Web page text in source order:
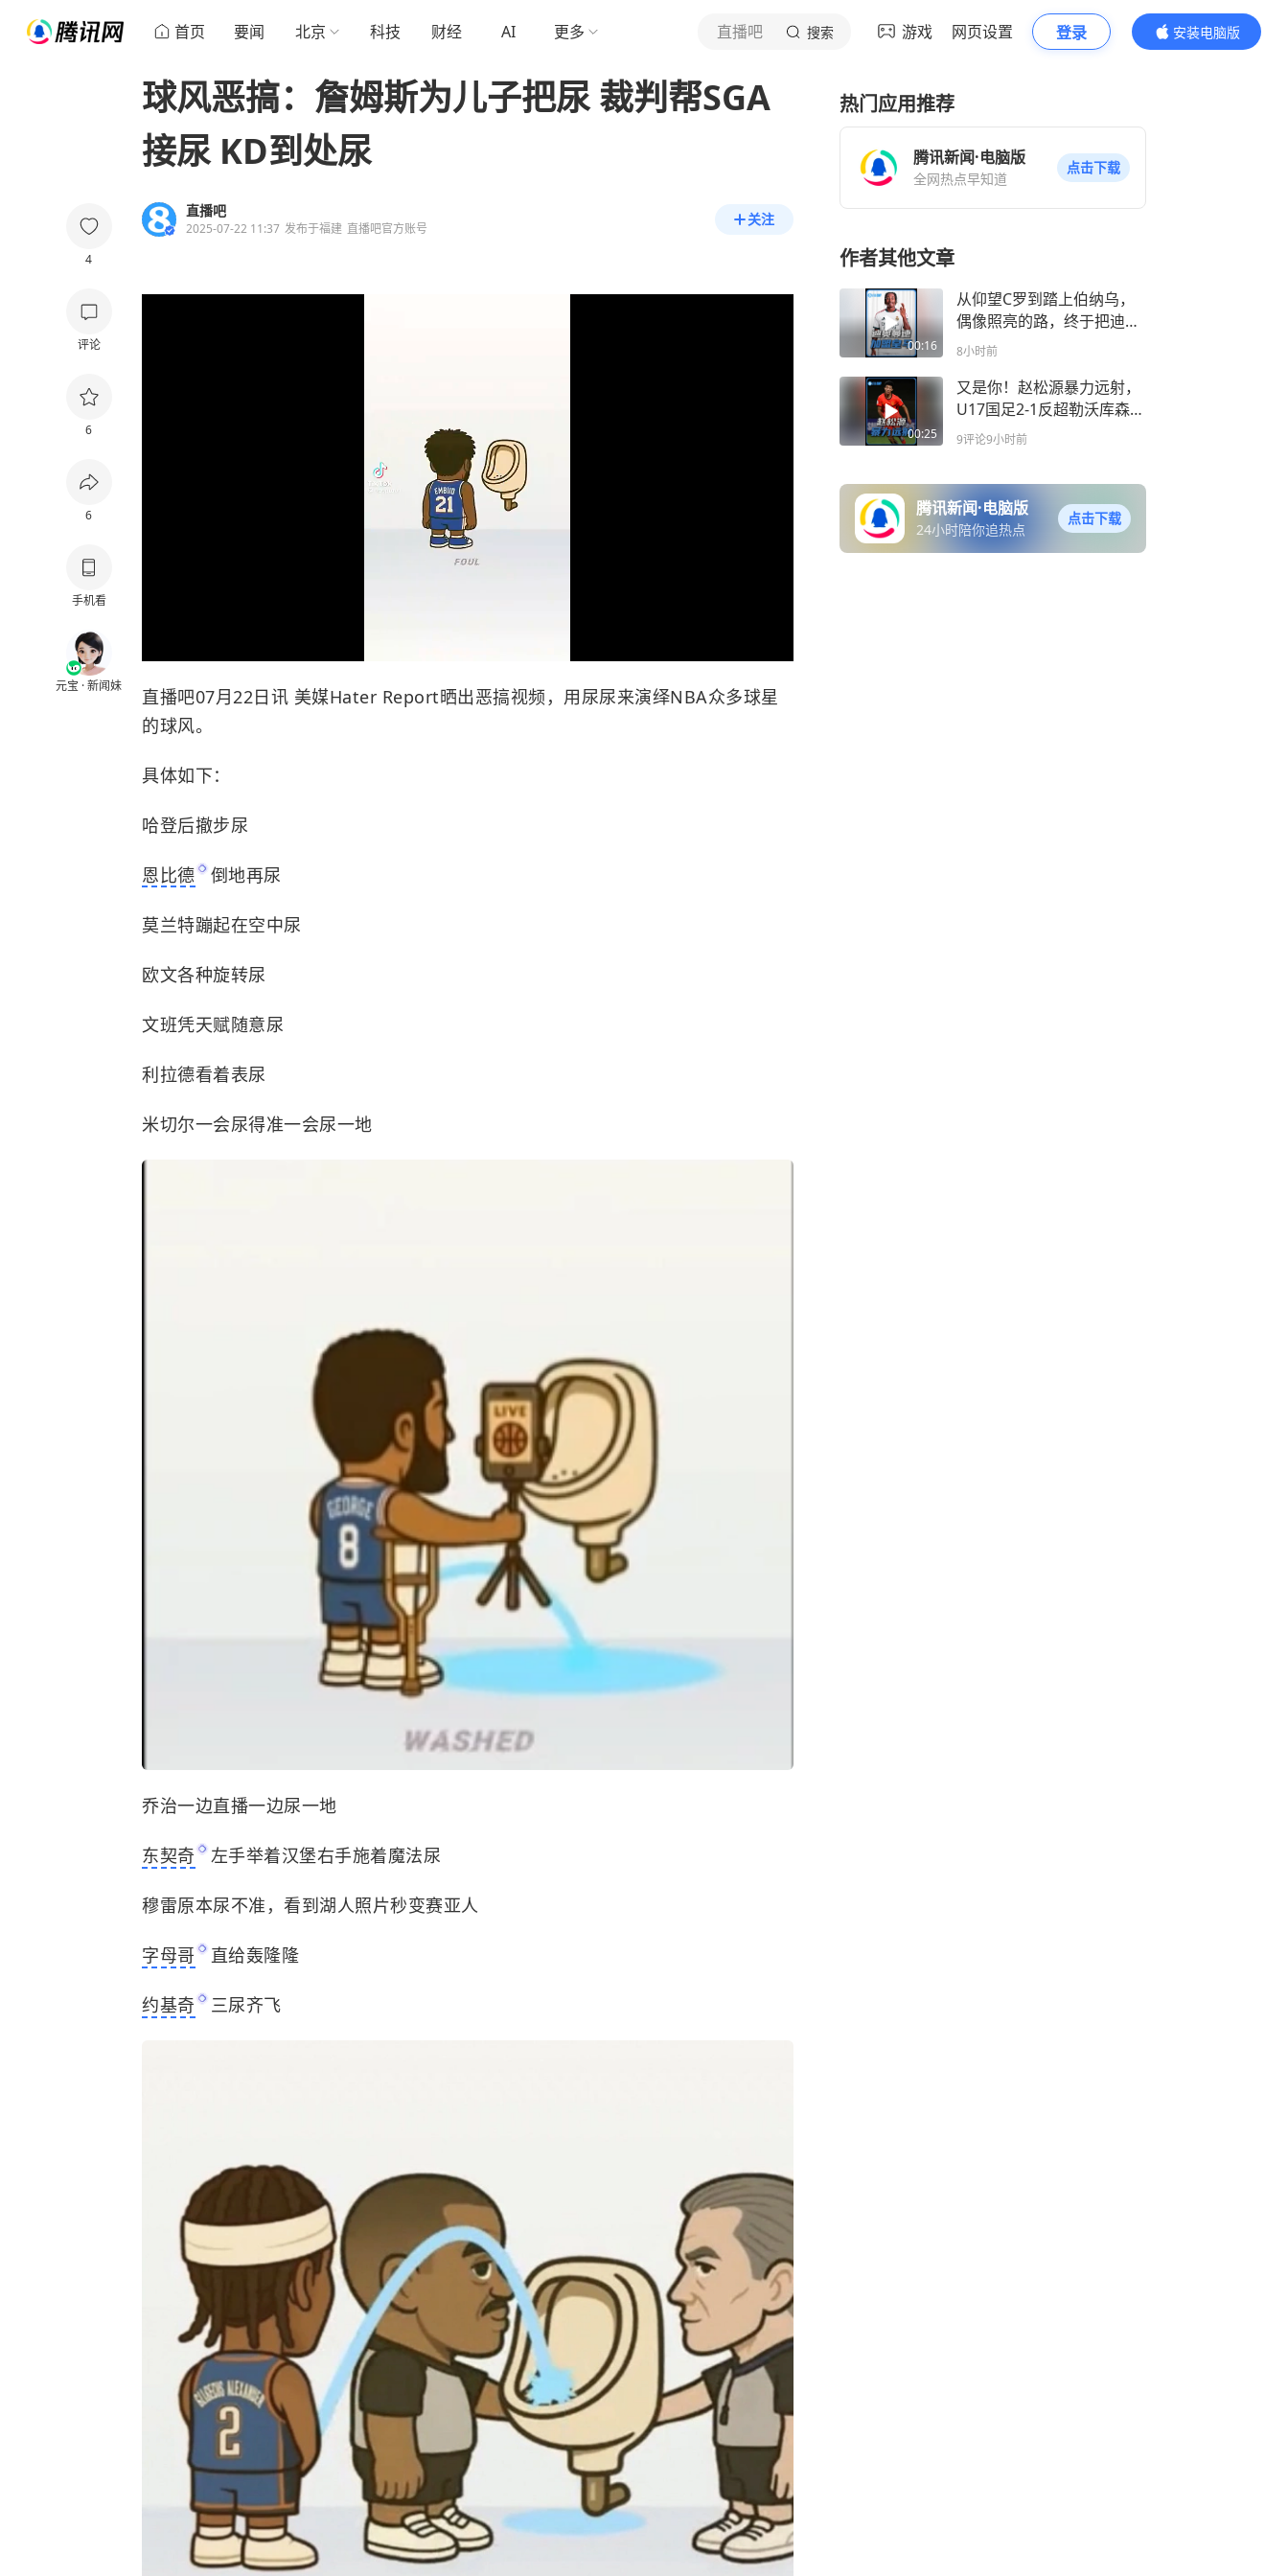
首页 要闻 北京 科技 财经 AI 更多 直播吧 搜索 游戏 网页设置 登录
安装电脑版
内容更精彩
4
评论
6
6
手机看
元宝 · 新闻妹
球风恶搞：詹姆斯为儿子把尿 裁判帮SGA
接尿 KD到处尿
直播吧
2025-07-22 11:37 发布于福建 直播吧官方账号
关注
直播吧07月22日讯 美媒Hater Report晒出恶搞视频，用尿尿来演绎NBA众多球星
的球风。
具体如下：
哈登后撤步尿
恩比德 倒地再尿
莫兰特蹦起在空中尿
欧文各种旋转尿
文班凭天赋随意尿
利拉德看着表尿
米切尔一会尿得准一会尿一地
乔治一边直播一边尿一地
东契奇 左手举着汉堡右手施着魔法尿
穆雷原本尿不准，看到湖人照片秒变赛亚人
字母哥 直给轰隆隆
约基奇 三尿齐飞
热门应用推荐
腾讯新闻·电脑版
全网热点早知道
点击下载
作者其他文章
00:16
从仰望C罗到踏上伯纳乌，
偶像照亮的路，终于把迪奥
曼德带到了梦想终点！
8小时前
00:25
又是你！赵松源暴力远射，
U17国足2-1反超勒沃库森U
17！
9评论9小时前
腾讯新闻·电脑版
24小时陪你追热点
点击下载